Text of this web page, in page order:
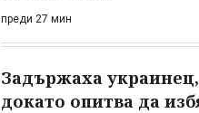
преди 27 мин
Задържаха
докато опитва да